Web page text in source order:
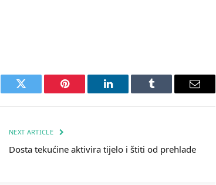
Twitter Pinterest LinkedIn Tumblr Email
NEXT ARTICLE
Dosta tekućine aktivira tijelo i štiti od prehlade